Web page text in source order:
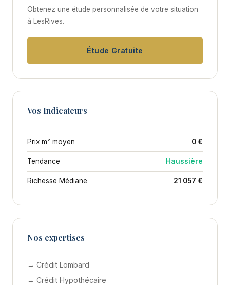
Obtenez une étude personnalisée de votre situation
à LesRives.
Étude Gratuite
Vos Indicateurs
Prix m² moyen 0 €
Tendance Haussière
Richesse Médiane 21 057 €
Nos expertises
→ Crédit Lombard
→ Crédit Hypothécaire